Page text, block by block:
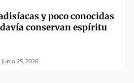
y poco conocidas
conservan espíritu
junio 25, 2026